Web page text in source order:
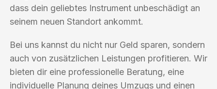
dass dein geliebtes Instrument unbeschädigt an
seinem neuen Standort ankommt.
Bei uns kannst du nicht nur Geld sparen, sondern
auch von zusätzlichen Leistungen profitieren. Wir
bieten dir eine professionelle Beratung, eine
individuelle Planung deines Umzugs und einen